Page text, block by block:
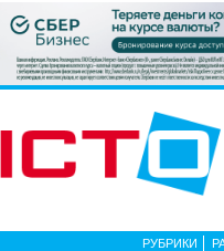
РУБРИКИ